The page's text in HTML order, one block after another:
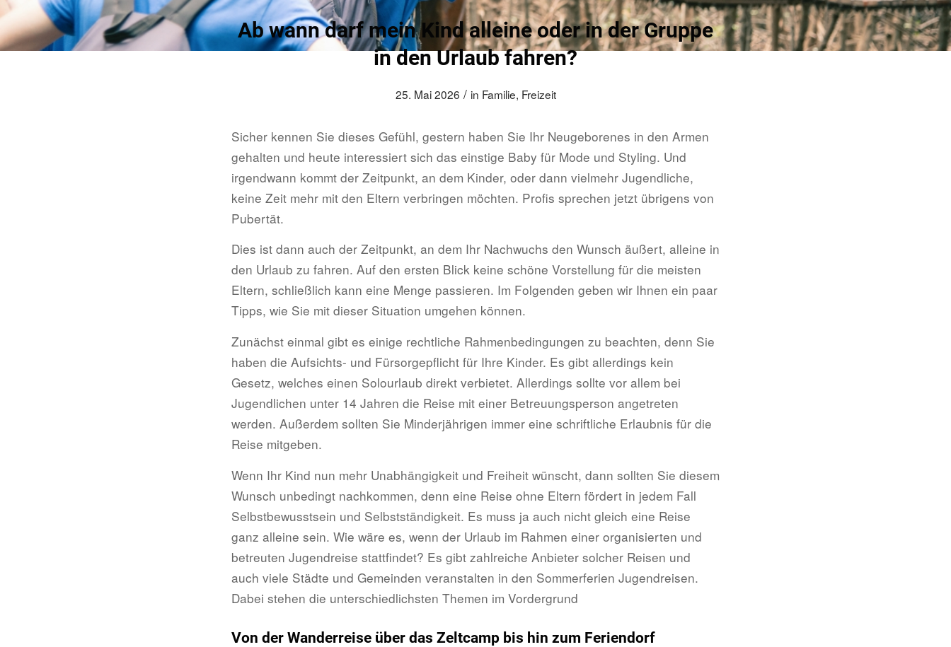
Ab wann darf mein Kind alleine oder in der Gruppe
in den Urlaub fahren?
25. Mai 2026 / in Familie, Freizeit
Sicher kennen Sie dieses Gefühl, gestern haben Sie Ihr Neugeborenes in den Armen
gehalten und heute interessiert sich das einstige Baby für Mode und Styling. Und
irgendwann kommt der Zeitpunkt, an dem Kinder, oder dann vielmehr Jugendliche,
keine Zeit mehr mit den Eltern verbringen möchten. Profis sprechen jetzt übrigens von
Pubertät.
Dies ist dann auch der Zeitpunkt, an dem Ihr Nachwuchs den Wunsch äußert, alleine in
den Urlaub zu fahren. Auf den ersten Blick keine schöne Vorstellung für die meisten
Eltern, schließlich kann eine Menge passieren. Im Folgenden geben wir Ihnen ein paar
Tipps, wie Sie mit dieser Situation umgehen können.
Zunächst einmal gibt es einige rechtliche Rahmenbedingungen zu beachten, denn Sie
haben die Aufsichts- und Fürsorgepflicht für Ihre Kinder. Es gibt allerdings kein
Gesetz, welches einen Solourlaub direkt verbietet. Allerdings sollte vor allem bei
Jugendlichen unter 14 Jahren die Reise mit einer Betreuungsperson angetreten
werden. Außerdem sollten Sie Minderjährigen immer eine schriftliche Erlaubnis für die
Reise mitgeben.
Wenn Ihr Kind nun mehr Unabhängigkeit und Freiheit wünscht, dann sollten Sie diesem
Wunsch unbedingt nachkommen, denn eine Reise ohne Eltern fördert in jedem Fall
Selbstbewusstsein und Selbstständigkeit. Es muss ja auch nicht gleich eine Reise
ganz alleine sein. Wie wäre es, wenn der Urlaub im Rahmen einer organisierten und
betreuten Jugendreise stattfindet? Es gibt zahlreiche Anbieter solcher Reisen und
auch viele Städte und Gemeinden veranstalten in den Sommerferien Jugendreisen.
Dabei stehen die unterschiedlichsten Themen im Vordergrund
Von der Wanderreise über das Zeltcamp bis hin zum Feriendorf